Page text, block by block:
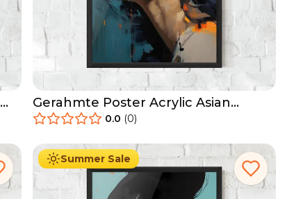
Gerahmte Poster Acrylic Asian
Portrait
0.0 (0)
Summer Sale
Ab 49.90 € 29.90